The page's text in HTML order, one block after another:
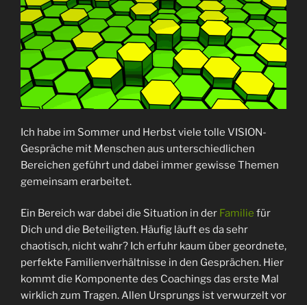
Ich habe im Sommer und Herbst viele tolle VISION-
Gespräche mit Menschen aus unterschiedlichen
Bereichen geführt und dabei immer gewisse Themen
gemeinsam erarbeitet.
Ein Bereich war dabei die Situation in der Familie für
Dich und die Beteiligten. Häufig läuft es da sehr
chaotisch, nicht wahr? Ich erfuhr kaum über geordnete,
perfekte Familienverhältnisse in den Gesprächen. Hier
kommt die Komponente des Coachings das erste Mal
wirklich zum Tragen. Allen Ursprungs ist verwurzelt vor